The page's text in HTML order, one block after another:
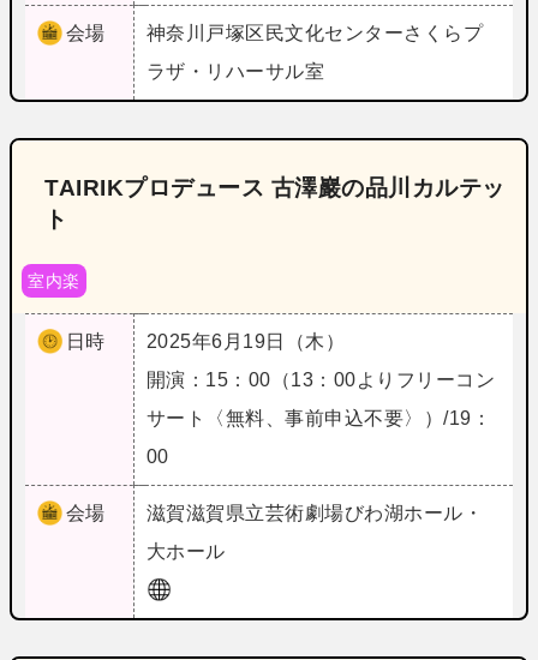
会場 神奈川
戸塚区民文化センターさくらプ
ラザ・リハーサル室
TAIRIKプロデュース 古澤巖の品川カルテッ
ト
室内楽
日時
2025年6月19日（木）
開演：15：00（13：00よりフリーコン
サート〈無料、事前申込不要〉）/19：
00
会場 滋賀滋賀県立芸術劇場びわ湖ホール・
大ホール